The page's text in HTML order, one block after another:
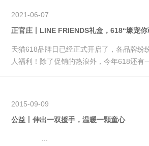
2021-06-07
正官庄丨LINE FRIENDS礼盒，618“壕宠你
天猫618品牌日已经正式开启了，各品牌纷
人福利！除了促销的热浪外，今年618还有
2015-09-09
公益丨伸出一双援手，温暖一颗童心